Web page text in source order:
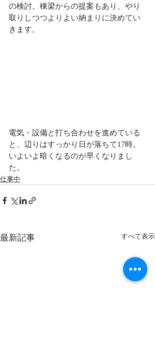
の検討。棟梁からの提案もあり、やり
取りしつつよりよい納まりに決めてい
きます。
電気・設備と打ち合わせを進めている
と、辺りはすっかり日が落ちて17時。
いよいよ暗くなるのが早くなりまし
た。
仕事中
最新記事 すべて表示